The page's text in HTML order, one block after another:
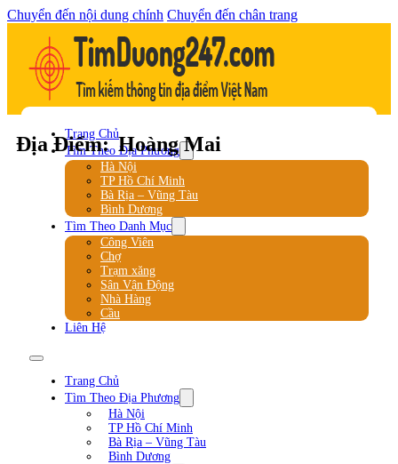
Chuyển đến nội dung chính Chuyển đến chân trang
Trang Chủ
Tìm Theo Địa Phương
Hà Nội
TP Hồ Chí Minh
Bà Rịa – Vũng Tàu
Bình Dương
Tìm Theo Danh Mục
Công Viên
Chợ
Trạm xăng
Sân Vận Động
Nhà Hàng
Cầu
Liên Hệ
Trang Chủ
Tìm Theo Địa Phương
Hà Nội
TP Hồ Chí Minh
Bà Rịa – Vũng Tàu
Bình Dương
Địa Điểm: Hoàng Mai